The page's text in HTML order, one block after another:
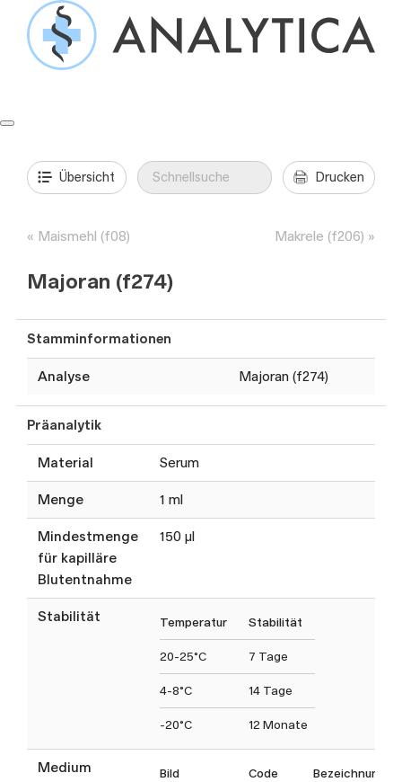
Springe
Inhalt
Übersicht Drucken
Maismehl (f08) Makrele (f206)
Majoran (f274)
Stamminformationen
Analyse Majoran (f274)
Präanalytik
Material Serum
Menge 1 ml
Mindestmenge
für kapilläre
Blutentnahme
150 µl
Stabilität Temperatur Stabilität
20-25°C 7 Tage
4-8°C 14 Tage
-20°C 12 Monate
Medium Bild Code Bezeichnung